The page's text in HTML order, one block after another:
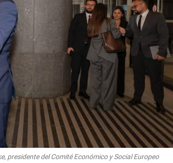
presidente del Comité Económico y Social Europeo